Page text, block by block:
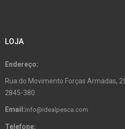
LOJA
Endereço:
Rua do Movimento Forças Armadas,
2845-380
Email:info@idealpesca.com
Telefone: